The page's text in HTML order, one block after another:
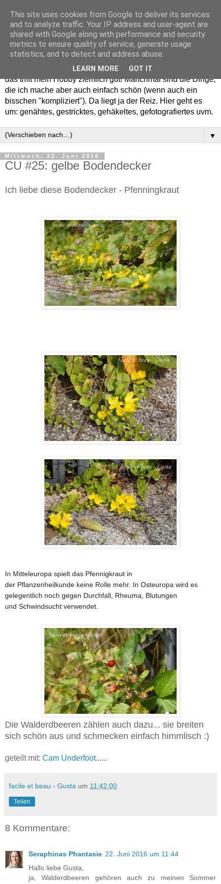
Willkommen in meinem "Wohnzimmer". Einfach und schön -
das trifft mein Hobby ziemlich gut! Manchmal sind die Dinge,
die ich mache aber auch einfach schön (wenn auch ein
bisschen "kompliziert"). Da liegt ja der Reiz. Hier geht es
um: genähtes, gestricktes, gehäkeltes, gefotografiertes uvm.
▼
Mittwoch, 22. Juni 2016
CU #25: gelbe Bodendecker
Ich liebe diese Bodendecker - Pfenningkraut
In Mitteleuropa spielt das Pfennigkraut in
der Pflanzenheilkunde keine Rolle mehr. In Osteuropa wird es
gelegentlich noch gegen Durchfall, Rheuma, Blutungen
und Schwindsucht verwendet.
Die Walderdbeeren zählen auch dazu... sie breiten
sich schön aus und schmecken einfach himmlisch :)
geteilt mit: Cam Underfoot......
facile et beau - Gusta um 11:42:00
Teilen
8 Kommentare:
Seraphinas Phantasie 22. Juni 2016 um 11:44
Hallo liebe Gusta,
ja, Walderdbeeren gehören auch zu meinen Sommer
This site uses cookies from Google to deliver its services
and to analyze traffic. Your IP address and user-agent are
shared with Google along with performance and security
metrics to ensure quality of service, generate usage
statistics, and to detect and address abuse.
LEARN MORE GOT IT